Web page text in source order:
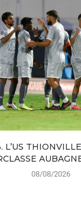
L’US
08/08/2026